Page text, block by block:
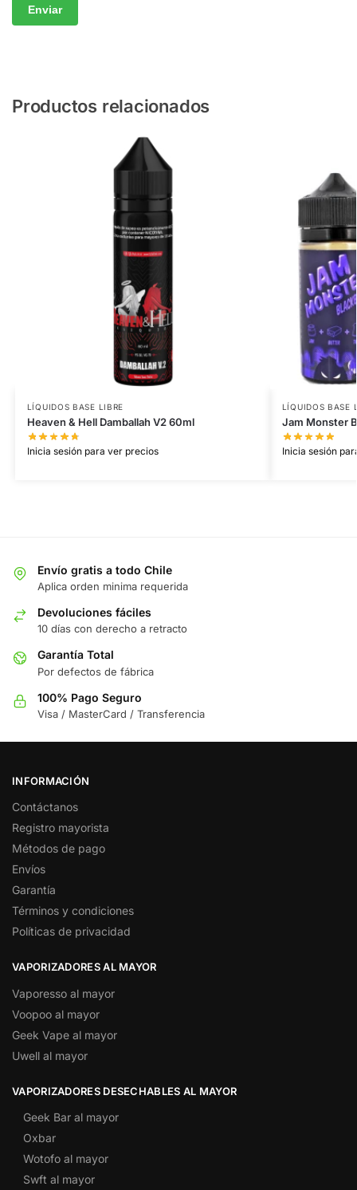
Productos relacionados
LÍQUIDOS BASE LIBRE
Heaven & Hell Damballah V2 60ml
Inicia sesión para ver precios
LÍQUIDOS BASE
Jam Monster
Inicia sesión
Envío gratis a todo Chile
Aplica orden minima requerida
Devoluciones fáciles
10 días con derecho a retracto
Garantía Total
Por defectos de fábrica
100% Pago Seguro
Visa / MasterCard / Transferencia
INFORMACIÓN
Contáctanos
Registro mayorista
Métodos de pago
Envíos
Garantía
Términos y condiciones
Políticas de privacidad
VAPORIZADORES AL MAYOR
Vaporesso al mayor
Voopoo al mayor
Geek Vape al mayor
Uwell al mayor
VAPORIZADORES DESECHABLES AL MAYOR
Geek Bar al mayor
Oxbar
Wotofo al mayor
Swft al mayor